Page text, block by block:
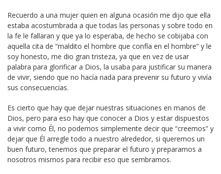
Recuerdo a una mujer quien en alguna ocasión me dijo que ella
estaba acostumbrada a que todas las personas y sobre todo en
la fe le fallaran y que ya lo esperaba, de hecho se cobijaba con
aquella cita de “maldito el hombre que confía en el hombre” y le
soy honesto, me dio gran tristeza, ya que en vez de usar
palabra para glorificar a Dios, la usaba para justificar su manera
de vivir, siendo que no hacía nada para prevenir su futuro y vivía
sus consecuencias.
Es cierto que hay que dejar nuestras situaciones en manos de
Dios, pero para eso hay que conocer a Dios y estar dispuestos
a vivir como Él, no podemos simplemente decir que “creemos” y
dejar que Él arregle todo a nuestro alrededor, si queremos un
buen futuro, tenemos que preparar el futuro y prepararnos a
nosotros mismos para recibir eso que sembramos.